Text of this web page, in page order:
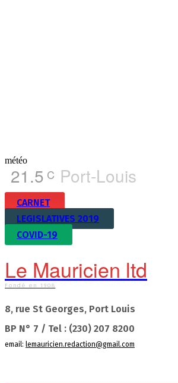
météo
21.5 C Port-Louis
CARNET
LEGISLATIVES 2019
COVID-19
Le Mauricien ltd
Fondé en 1908
8, rue St Georges, Port Louis
BP N° 7 / Tel : (230) 207 8200
email: lemauricien.redaction@gmail.com